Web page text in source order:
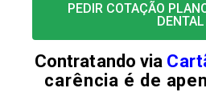
PEDIR COTAÇÃO
DENTAL
Contratando via
carência é de